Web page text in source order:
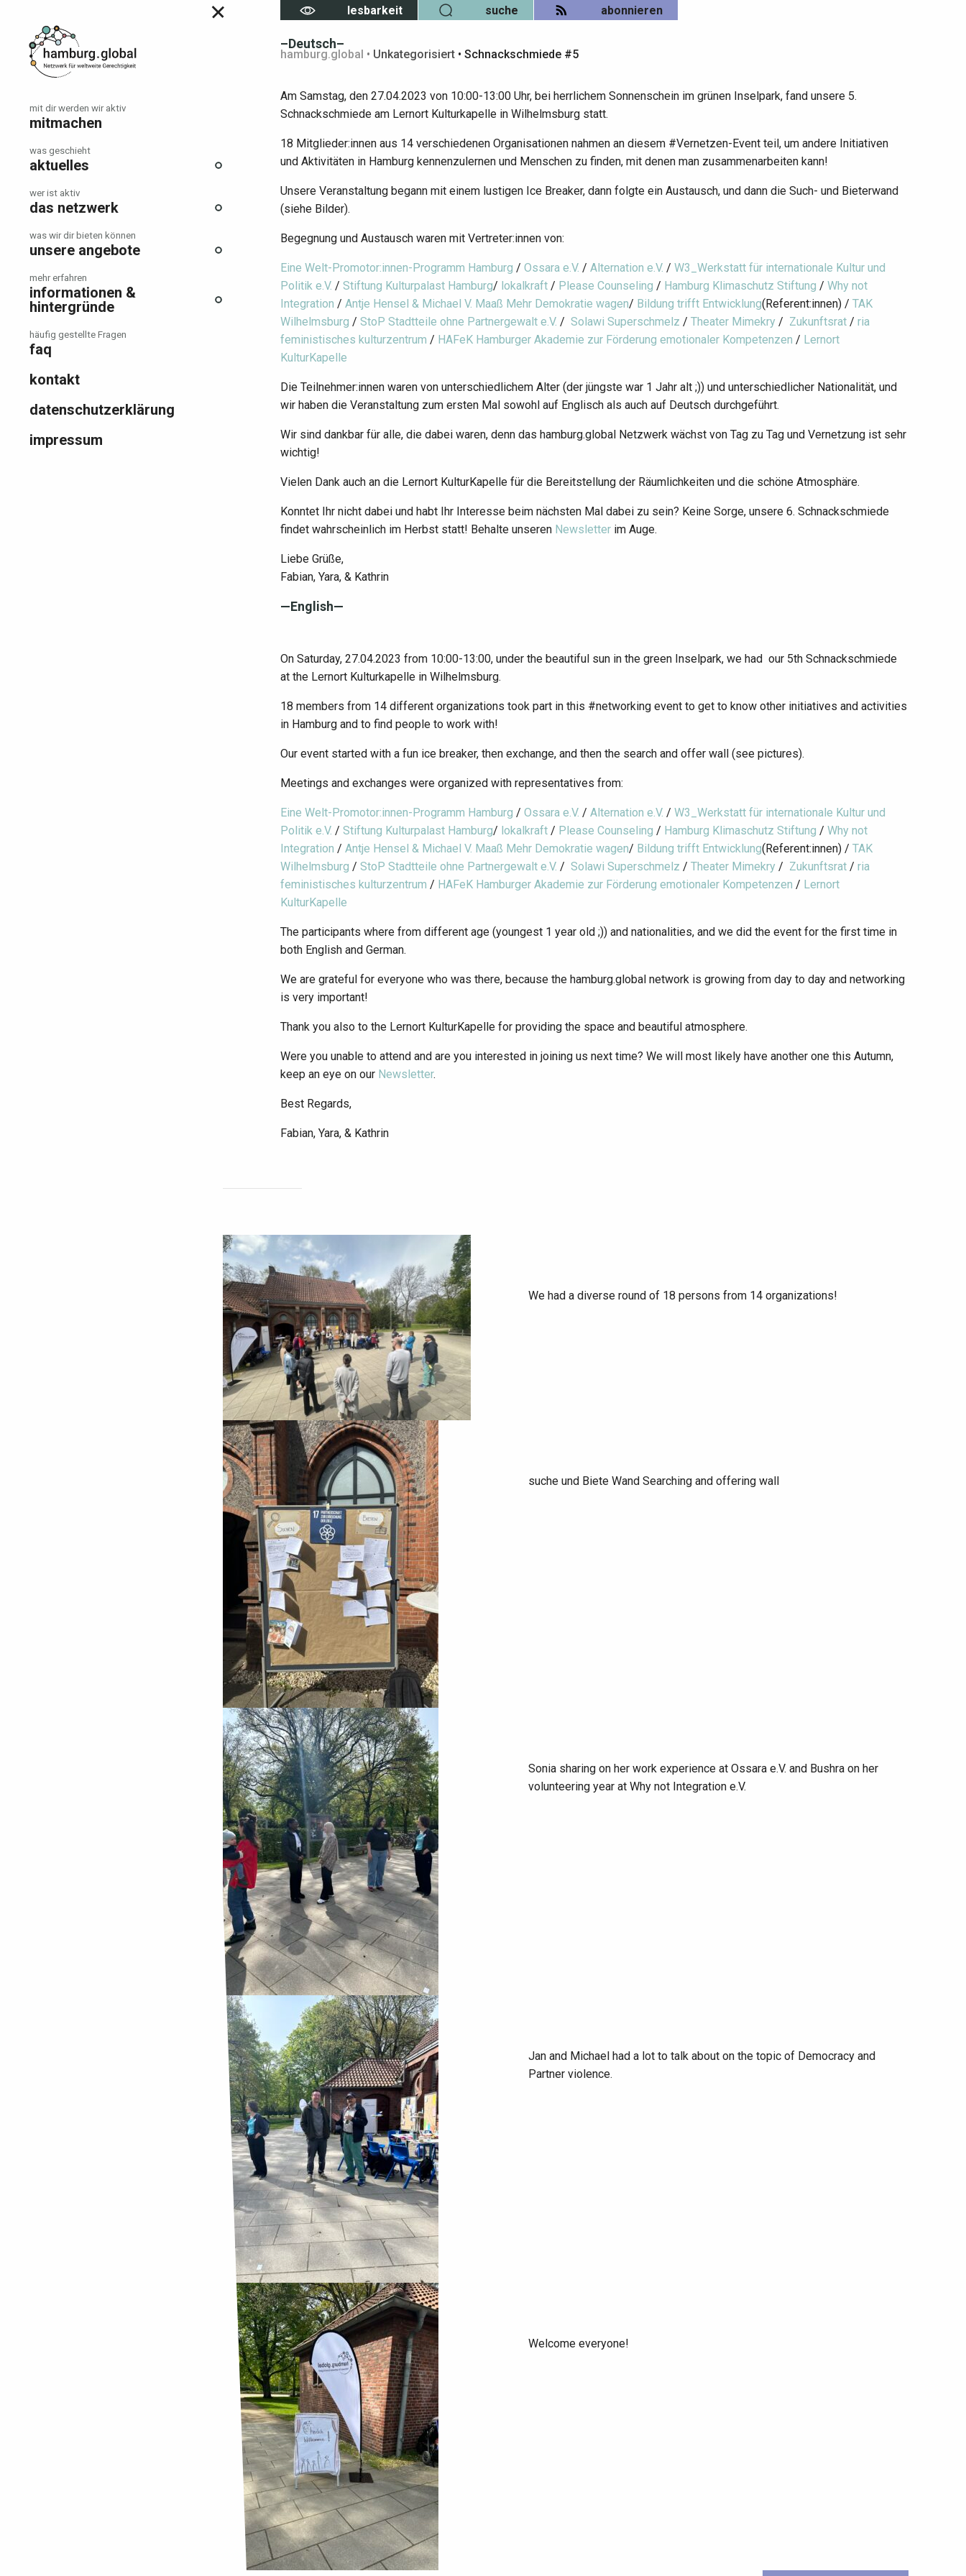
lesbarkeit suche
abonnieren
Hauptmenü
Menu
mit dir werden wir aktiv
mitmachen
was geschieht
aktuelles
wer ist aktiv
das netzwerk
was wir dir bieten können
unsere angebote
mehr erfahren
informationen &
hintergründe
häufig gestellte Fragen
faq
kontakt
datenschutzerklärung
impressum
hamburg.global • Unkategorisiert • Schnackschmiede #5
–Deutsch–
Am Samstag, den 27.04.2023 von 10:00-13:00 Uhr, bei herrlichem Sonnenschein im grünen Inselpark, fand unsere 5.
Schnackschmiede am Lernort Kulturkapelle in Wilhelmsburg statt.
18 Mitglieder:innen aus 14 verschiedenen Organisationen nahmen an diesem #Vernetzen-Event teil, um andere Initiativen
und Aktivitäten in Hamburg kennenzulernen und Menschen zu finden, mit denen man zusammenarbeiten kann!
Unsere Veranstaltung begann mit einem lustigen Ice Breaker, dann folgte ein Austausch, und dann die Such- und Bieterwand
(siehe Bilder).
Begegnung und Austausch waren mit Vertreter:innen von:
Eine Welt-Promotor:innen-Programm Hamburg / Ossara e.V. / Alternation e.V. / W3_Werkstatt für internationale Kultur und
Politik e.V. / Stiftung Kulturpalast Hamburg/ lokalkraft / Please Counseling / Hamburg Klimaschutz Stiftung / Why not
Integration / Antje Hensel & Michael V. Maaß Mehr Demokratie wagen/ Bildung trifft Entwicklung(Referent:innen) / TAK
Wilhelmsburg / StoP Stadtteile ohne Partnergewalt e.V. / Solawi Superschmelz / Theater Mimekry / Zukunftsrat / ria
feministisches kulturzentrum / HAFeK Hamburger Akademie zur Förderung emotionaler Kompetenzen / Lernort
KulturKapelle
Die Teilnehmer:innen waren von unterschiedlichem Alter (der jüngste war 1 Jahr alt ;)) und unterschiedlicher Nationalität, und
wir haben die Veranstaltung zum ersten Mal sowohl auf Englisch als auch auf Deutsch durchgeführt.
Wir sind dankbar für alle, die dabei waren, denn das hamburg.global Netzwerk wächst von Tag zu Tag und Vernetzung ist sehr
wichtig!
Vielen Dank auch an die Lernort KulturKapelle für die Bereitstellung der Räumlichkeiten und die schöne Atmosphäre.
Konntet Ihr nicht dabei und habt Ihr Interesse beim nächsten Mal dabei zu sein? Keine Sorge, unsere 6. Schnackschmiede
findet wahrscheinlich im Herbst statt! Behalte unseren Newsletter im Auge.
Liebe Grüße,
Fabian, Yara, & Kathrin
—English—
On Saturday, 27.04.2023 from 10:00-13:00, under the beautiful sun in the green Inselpark, we had our 5th Schnackschmiede
at the Lernort Kulturkapelle in Wilhelmsburg.
18 members from 14 different organizations took part in this #networking event to get to know other initiatives and activities
in Hamburg and to find people to work with!
Our event started with a fun ice breaker, then exchange, and then the search and offer wall (see pictures).
Meetings and exchanges were organized with representatives from:
Eine Welt-Promotor:innen-Programm Hamburg / Ossara e.V. / Alternation e.V. / W3_Werkstatt für internationale Kultur und
Politik e.V. / Stiftung Kulturpalast Hamburg/ lokalkraft / Please Counseling / Hamburg Klimaschutz Stiftung / Why not
Integration / Antje Hensel & Michael V. Maaß Mehr Demokratie wagen/ Bildung trifft Entwicklung(Referent:innen) / TAK
Wilhelmsburg / StoP Stadtteile ohne Partnergewalt e.V. / Solawi Superschmelz / Theater Mimekry / Zukunftsrat / ria
feministisches kulturzentrum / HAFeK Hamburger Akademie zur Förderung emotionaler Kompetenzen / Lernort
KulturKapelle
The participants where from different age (youngest 1 year old ;)) and nationalities, and we did the event for the first time in
both English and German.
We are grateful for everyone who was there, because the hamburg.global network is growing from day to day and networking
is very important!
Thank you also to the Lernort KulturKapelle for providing the space and beautiful atmosphere.
Were you unable to attend and are you interested in joining us next time? We will most likely have another one this Autumn,
keep an eye on our Newsletter.
Best Regards,
Fabian, Yara, & Kathrin
We had a diverse round of 18 persons from 14 organizations!
suche und Biete Wand Searching and offering wall
Sonia sharing on her work experience at Ossara e.V. and Bushra on her
volunteering year at Why not Integration e.V.
Jan and Michael had a lot to talk about on the topic of Democracy and
Partner violence.
Welcome everyone!